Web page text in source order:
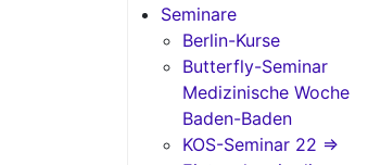
Seminare
Berlin-Kurse
Butterfly-Seminar
Medizinische Woche
Baden-Baden
KOS-Seminar 22 =>